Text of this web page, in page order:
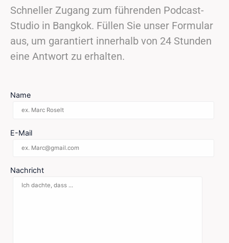
Schneller Zugang zum führenden Podcast-
Studio in Bangkok. Füllen Sie unser Formular
aus, um garantiert innerhalb von 24 Stunden
eine Antwort zu erhalten.
Name
E-Mail
Nachricht